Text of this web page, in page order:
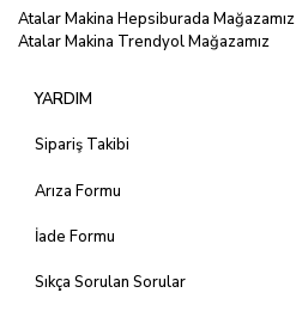
Atalar Makina Hepsiburada Mağazamız
Atalar Makina Trendyol Mağazamız
YARDIM
Sipariş Takibi
Arıza Formu
İade Formu
Sıkça Sorulan Sorular